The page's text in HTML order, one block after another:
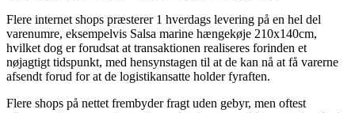
Flere internet shops præsterer 1 hverdags levering på en hel del
varenumre, eksempelvis Salsa marine hængekøje 210x140cm,
hvilket dog er forudsat at transaktionen realiseres forinden et
nøjagtigt tidspunkt, med hensynstagen til at de kan nå at få varerne
afsendt forud for at de logistikansatte holder fyraften.
Flere shops på nettet frembyder fragt uden gebyr, men oftest